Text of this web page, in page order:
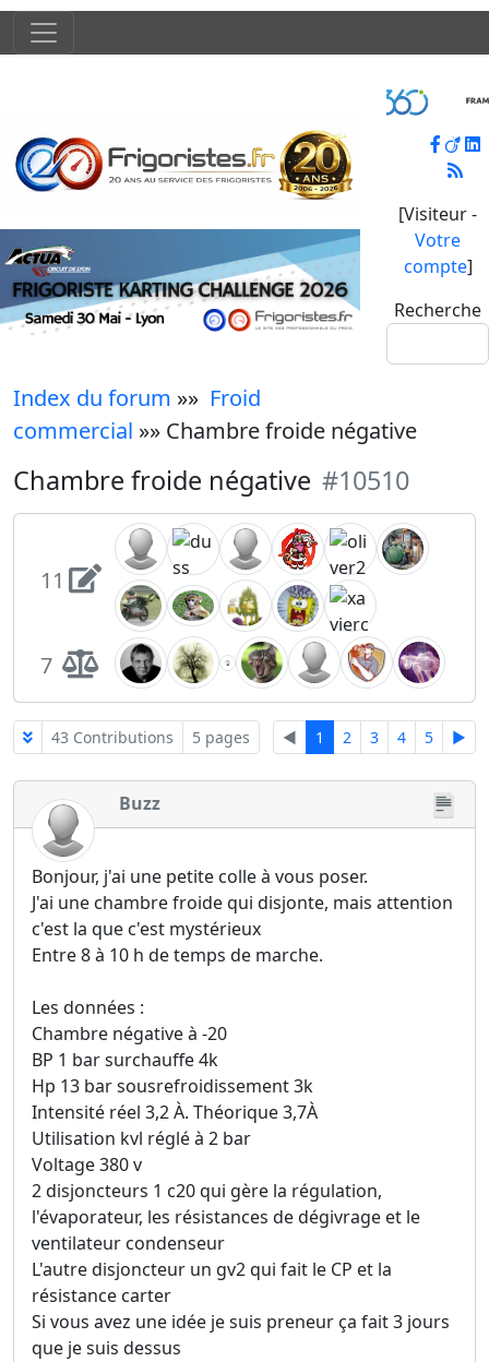
[Visiteur -
Votre
compte]
Recherche
Index du forum »» Froid
commercial »» Chambre froide négative
Chambre froide négative #10510
11
7
43 Contributions 5 pages ◄ 1 2 3 4 5 ►
Buzz
Bonjour, j'ai une petite colle à vous poser.
J'ai une chambre froide qui disjonte, mais attention
c'est la que c'est mystérieux
Entre 8 à 10 h de temps de marche.
Les données :
Chambre négative à -20
BP 1 bar surchauffe 4k
Hp 13 bar sousrefroidissement 3k
Intensité réel 3,2 À. Théorique 3,7À
Utilisation kvl réglé à 2 bar
Voltage 380 v
2 disjoncteurs 1 c20 qui gère la régulation,
l'évaporateur, les résistances de dégivrage et le
ventilateur condenseur
L'autre disjoncteur un gv2 qui fait le CP et la
résistance carter
Si vous avez une idée je suis preneur ça fait 3 jours
que je suis dessus